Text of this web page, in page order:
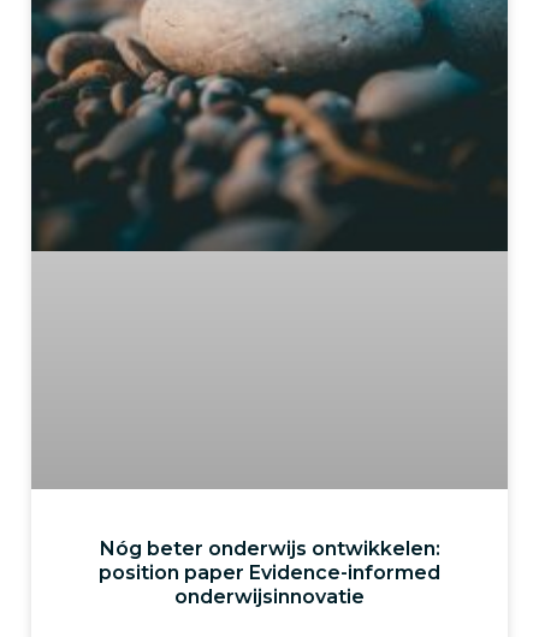
Nóg beter onderwijs ontwikkelen:
position paper Evidence-informed
onderwijsinnovatie